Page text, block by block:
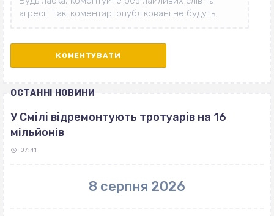
ОСТАННІ НОВИНИ
У Смілі відремонтують тротуарів на 16
мільйонів
07:41
8 серпня 2026